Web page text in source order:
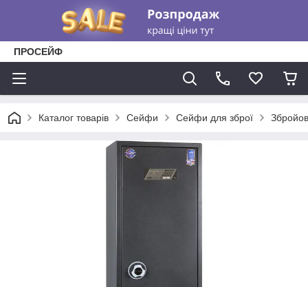
ПРОСЕЙФ
Каталог товарів Сейфи Сейфи для зброї